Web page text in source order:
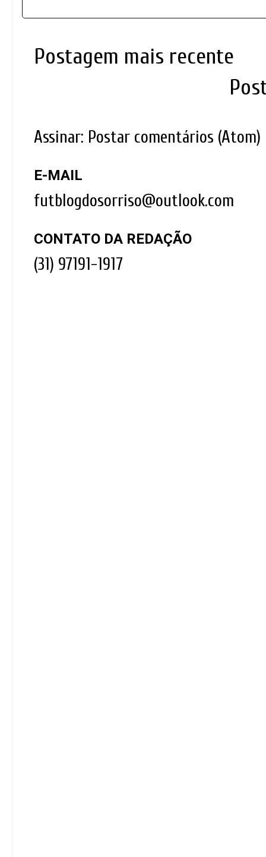
Postagem mais recente
Assinar: Postar comentários (Atom)
E-MAIL
futblogdosorriso@outlook.com
CONTATO DA REDAÇÃO
(31) 97191-1917